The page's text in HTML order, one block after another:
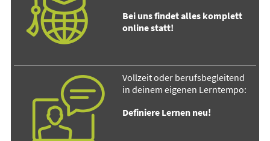
Bei uns findet alles komplett
online statt!
Vollzeit oder berufsbegleitend
in deinem eigenen Lerntempo:
Definiere Lernen neu!